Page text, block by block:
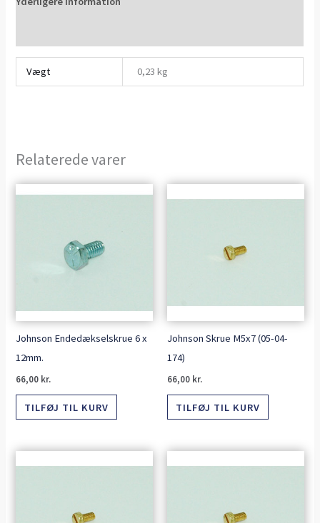
Vægt 0,23 kg
Relaterede varer
Johnson Endedækselskrue 6 x
12mm.
66,00 kr.
TILFØJ TIL KURV
Johnson Skrue M5x7 (05-04-
174)
66,00 kr.
TILFØJ TIL KURV